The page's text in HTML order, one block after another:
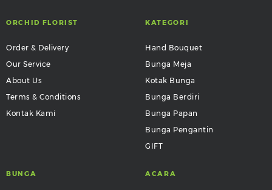
ORCHID FLORIST
Order & Delivery
Our Service
About Us
Terms & Conditions
Kontak Kami
KATEGORI
Hand Bouquet
Bunga Meja
Kotak Bunga
Bunga Berdiri
Bunga Papan
Bunga Pengantin
GIFT
BUNGA ACARA